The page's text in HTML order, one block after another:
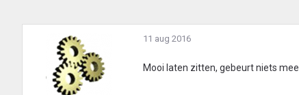
11 aug 2016
Mooi laten zitten, gebeurt niets mee.